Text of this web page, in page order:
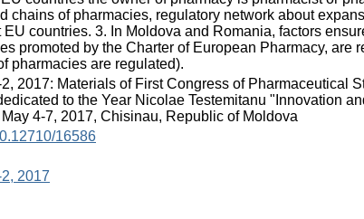
chains of pharmacies, regulatory network about
countries. 3. In Moldova and Romania, factors
promoted by the Charter of European Pharmacy, are
pharmacies are regulated).
2017: Materials of First Congress of Pharmaceutical
to the Year Nicolae Testemitanu "Innovation
4-7, 2017, Chisinau, Republic of Moldova
16586
2017